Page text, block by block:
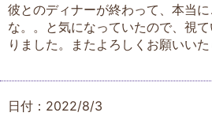
彼とのディナーが終わって、本当
な。。と気になっていたので、視
りました。またよろしくお願いいた
日付：2022/8/3